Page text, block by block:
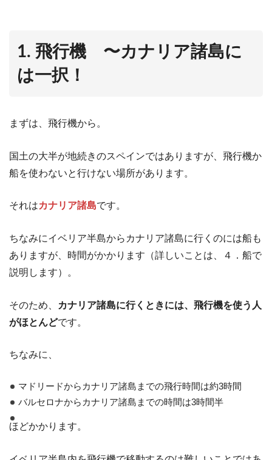
1. 飛行機 〜カナリア諸島に
は一択！
まずは、飛行機から。
国土の大半が地続きのスペインではありますが、飛行機か
船を使わないと行けない場所があります。
それはカナリア諸島です。
ちなみにイベリア半島からカナリア諸島に行くのには船も
ありますが、時間がかかります（詳しいことは、４．船で
説明します）。
そのため、
カナリア諸島に行くときには、飛行機を使う人
がほとんどです。
ちなみに、
マドリードからカナリア諸島までの飛行時間は約3時間
バルセロナからカナリア諸島までの時間は3時間半
ほどかかります。